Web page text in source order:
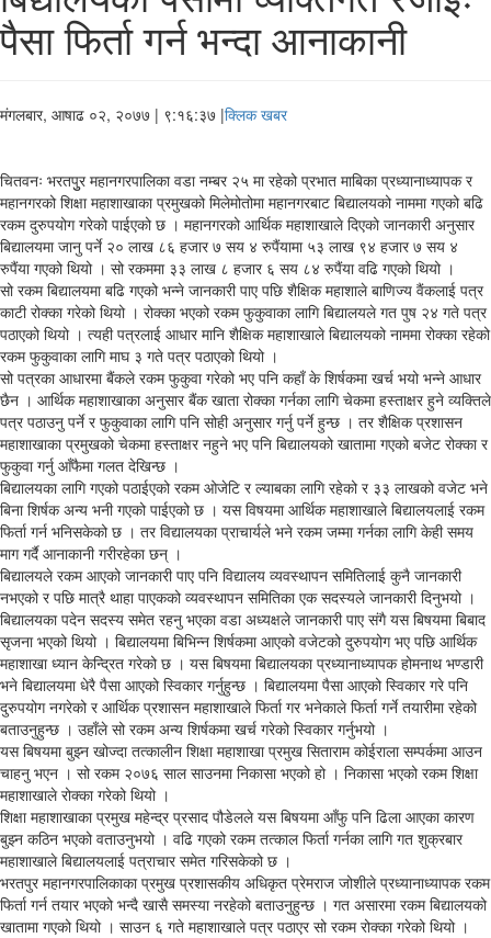
पैसा फिर्ता गर्न भन्दा आनाकानी
मंगलबार, आषाढ ०२, २०७७ | ९:१६:३७ |क्लिक खबर
चितवनः भरतपुुर महानगरपालिका वडा नम्बर २५ मा रहेको प्रभात माबिका प्रध्यानाध्यापक र
महानगरको शिक्षा महाशाखाका प्रमुखको मिलेमोतोमा महानगरबाट बिद्यालयको नाममा गएको बढि
रकम दुरुपयोग गरेको पाईएको छ । महानगरको आर्थिक महाशाखाले दिएको जानकारी अनुसार
बिद्यालयमा जानु पर्ने २० लाख ८६ हजार ७ सय ४ रुपैंयामा ५३ लाख ९४ हजार ७ सय ४
रुपैंया गएको थियो । सो रकममा ३३ लाख ८ हजार ६ सय ८४ रुपैंया वढि गएको थियो ।
सो रकम बिद्यालयमा बढि गएको भन्ने जानकारी पाए पछि शैक्षिक महाशाले बाणिज्य वैंकलाई पत्र
काटी रोक्का गरेको थियो । रोक्का भएको रकम फुकुवाका लागि बिद्यालयले गत पुष २४ गते पत्र
पठाएको थियो । त्यही पत्रलाई आधार मानि शैक्षिक महाशाखाले बिद्यालयको नाममा रोक्का रहेको
रकम फुकुवाका लागि माघ ३ गते पत्र पठाएको थियो ।
सो पत्रका आधारमा बैंकले रकम फुकुवा गरेको भए पनि कहाँ के शिर्षकमा खर्च भयो भन्ने आधार
छैन । आर्थिक महाशाखाका अनुसार बैंक खाता रोक्का गर्नका लागि चेकमा हस्ताक्षर हुने व्यक्तिले
पत्र पठाउनु पर्ने र फुकुवाका लागि पनि सोही अनुसार गर्नु पर्ने हुन्छ । तर शैक्षिक प्रशासन
महाशाखाका प्रमुखको चेकमा हस्ताक्षर नहुने भए पनि बिद्यालयको खातामा गएको बजेट रोक्का र
फुकुवा गर्नु आँफैमा गलत देखिन्छ ।
बिद्यालयका लागि गएको पठाईएको रकम ओजेटि र ल्याबका लागि रहेको र ३३ लाखको वजेट भने
बिना शिर्षक अन्य भनी गएको पाईएको छ । यस विषयमा आर्थिक महाशाखाले बिद्यालयलाई रकम
फिर्ता गर्न भनिसकेको छ । तर विद्यालयका प्राचार्यले भने रकम जम्मा गर्नका लागि केही समय
माग गर्दै आनाकानी गरीरहेका छन् ।
बिद्यालयले रकम आएको जानकारी पाए पनि विद्यालय व्यवस्थापन समितिलाई कुनै जानकारी
नभएको र पछि मात्रै थाहा पाएकको व्यवस्थापन समितिका एक सदस्यले जानकारी दिनुभयो ।
बिद्यालयका पदेन सदस्य समेत रहनु भएका वडा अध्यक्षले जानकारी पाए संगै यस बिषयमा बिबाद
सृजना भएको थियो । बिद्यालयमा बिभिन्न शिर्षकमा आएको वजेटको दुरुपयोग भए पछि आर्थिक
महाशाखा ध्यान केन्द्रित गरेको छ । यस बिषयमा बिद्यालयका प्रध्यानाध्यापक होमनाथ भण्डारी
भने बिद्यालयमा धेरै पैसा आएको स्विकार गर्नुहुन्छ । बिद्यालयमा पैसा आएको स्विकार गरे पनि
दुरुपयोग नगरेको र आर्थिक प्रशासन महाशाखाले फिर्ता गर भनेकाले फिर्ता गर्ने तयारीमा रहेको
बताउनुहुन्छ । उहाँले सो रकम अन्य शिर्षकमा खर्च गरेको स्विकार गर्नुभयो ।
यस बिषयमा बुझ्न खोज्दा तत्कालीन शिक्षा महाशाखा प्रमुख सिताराम कोईराला सम्पर्कमा आउन
चाहनु भएन । सो रकम २०७६ साल साउनमा निकासा भएको हो । निकासा भएको रकम शिक्षा
महाशाखाले रोक्का गरेको थियो ।
शिक्षा महाशाखाका प्रमुख महेन्द्र प्रसाद पौडेलले यस बिषयमा आँफु पनि ढिला आएका कारण
बुझ्न कठिन भएको वताउनुभयो । वढि गएको रकम तत्काल फिर्ता गर्नका लागि गत शुक्रबार
महाशाखाले बिद्यालयलाई पत्राचार समेत गरिसकेको छ ।
भरतपुर महानगरपालिकाका प्रमुख प्रशासकीय अधिकृत प्रेमराज जोशीले प्रध्यानाध्यापक रकम
फिर्ता गर्न तयार भएको भन्दै खासै समस्या नरहेको बताउनुहुन्छ । गत असारमा रकम बिद्यालयको
खातामा गएको थियो । साउन ६ गते महाशाखाले पत्र पठाएर सो रकम रोक्का गरेको थियो ।